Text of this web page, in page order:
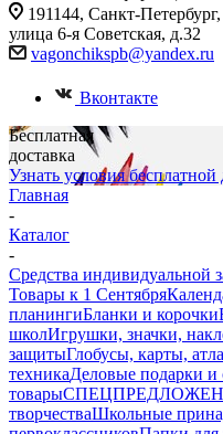
191144, Санкт-Петербург,
улица 6-я Советская, д.32
vagonchikspb@yandex.ru
Вконтакте
Бесплатная
доставка
Узнать условия бесплатной
Главная
-
Каталог
-
Средства индивидуальной
Товары к 1 Сентября
планингиБланки и корочки
школИгрушки, значки,
защитыГлобусы, карты,
техникаДеловые подарки и
товары
творчестваШкольные